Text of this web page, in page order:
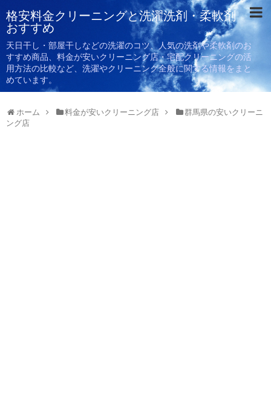
格安料金クリーニングと洗濯洗剤・柔軟剤
おすすめ
天日干し・部屋干しなどの洗濯のコツ、人気の洗剤や柔軟剤のお
すすめ商品、料金が安いクリーニング店・宅配クリーニングの活
用方法の比較など、洗濯やクリーニング全般に関する情報をまと
めています。
ホーム 料金が安いクリーニング店
群馬県の安いクリーニ
ング店